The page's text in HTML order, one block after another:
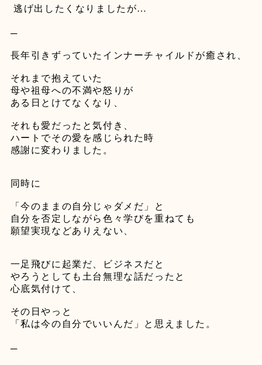
逃げ出したくなりましたが…
─
長年引きずっていたインナーチャイルドが癒され、
それまで抱えていた
母や祖母への不満や怒りが
ある日とけてなくなり、
それも愛だったと気付き、
ハートでその愛を感じられた時
感謝に変わりました。
同時に
「今のままの自分じゃダメだ」と
自分を否定しながら色々学びを重ねても
願望実現などありえない、
一足飛びに起業だ、ビジネスだと
やろうとしても土台無理な話だったと
心底気付けて、
その日やっと
「私は今の自分でいいんだ」と思えました。
─